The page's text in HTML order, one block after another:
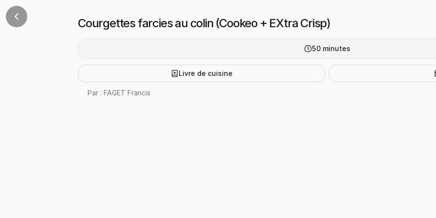
Courgettes farcies au colin (Cookeo + EXtra Crisp)
50 minutes
Livre de cuisine
Par : FAGET Francis